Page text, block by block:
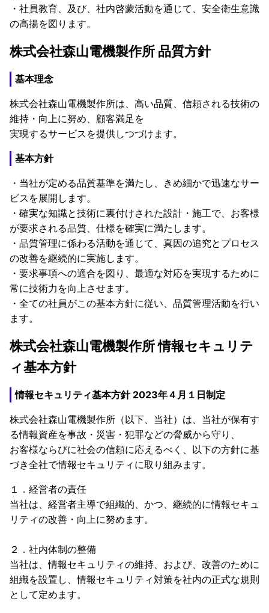
・社員教育、及び、社内啓蒙活動を通じて、安全衛生意識
の高揚を図ります。
株式会社森山電機製作所 品質方針
基本理念
株式会社森山電機製作所は、高い品質、信頼される技術の
維持・向上に努め、顧客満足を
実現するサービスを提供しつづけます。
基本方針
・当社が定める品質基準を満たし、きめ細かで迅速なサー
ビスを展開します。
・確実な知識と技術に裏付けされた設計・施工で、お客様
が要求される品質、仕様を確実に満たします。
・品質管理に係わる活動を通じて、真因の追究とプロセス
の改善を継続的に実施します。
・要求事項への適合を図り、最適な対応を実現するために
常に技術力を向上させます。
・全ての社員がこの基本方針に従い、品質管理活動を行い
ます。
株式会社森山電機製作所 情報セキュリテ
ィ基本方針
情報セキュリティ基本方針 2023年４月１日制定
株式会社森山電機製作所（以下、当社）は、当社が保有す
る情報資産を事故・災害・犯罪などの脅威から守り、
お客様ならびに社会の信頼に応えるべく、以下の方針に基
づき全社で情報セキュリティに取り組みます。
１．経営者の責任
当社は、経営者主導で組織的、かつ、継続的に情報セキュ
リティの改善・向上に努めます。
２．社内体制の整備
当社は、情報セキュリティの維持、および、改善のために
組織を設置し、情報セキュリティ対策を社内の正式な規則
として定めます。